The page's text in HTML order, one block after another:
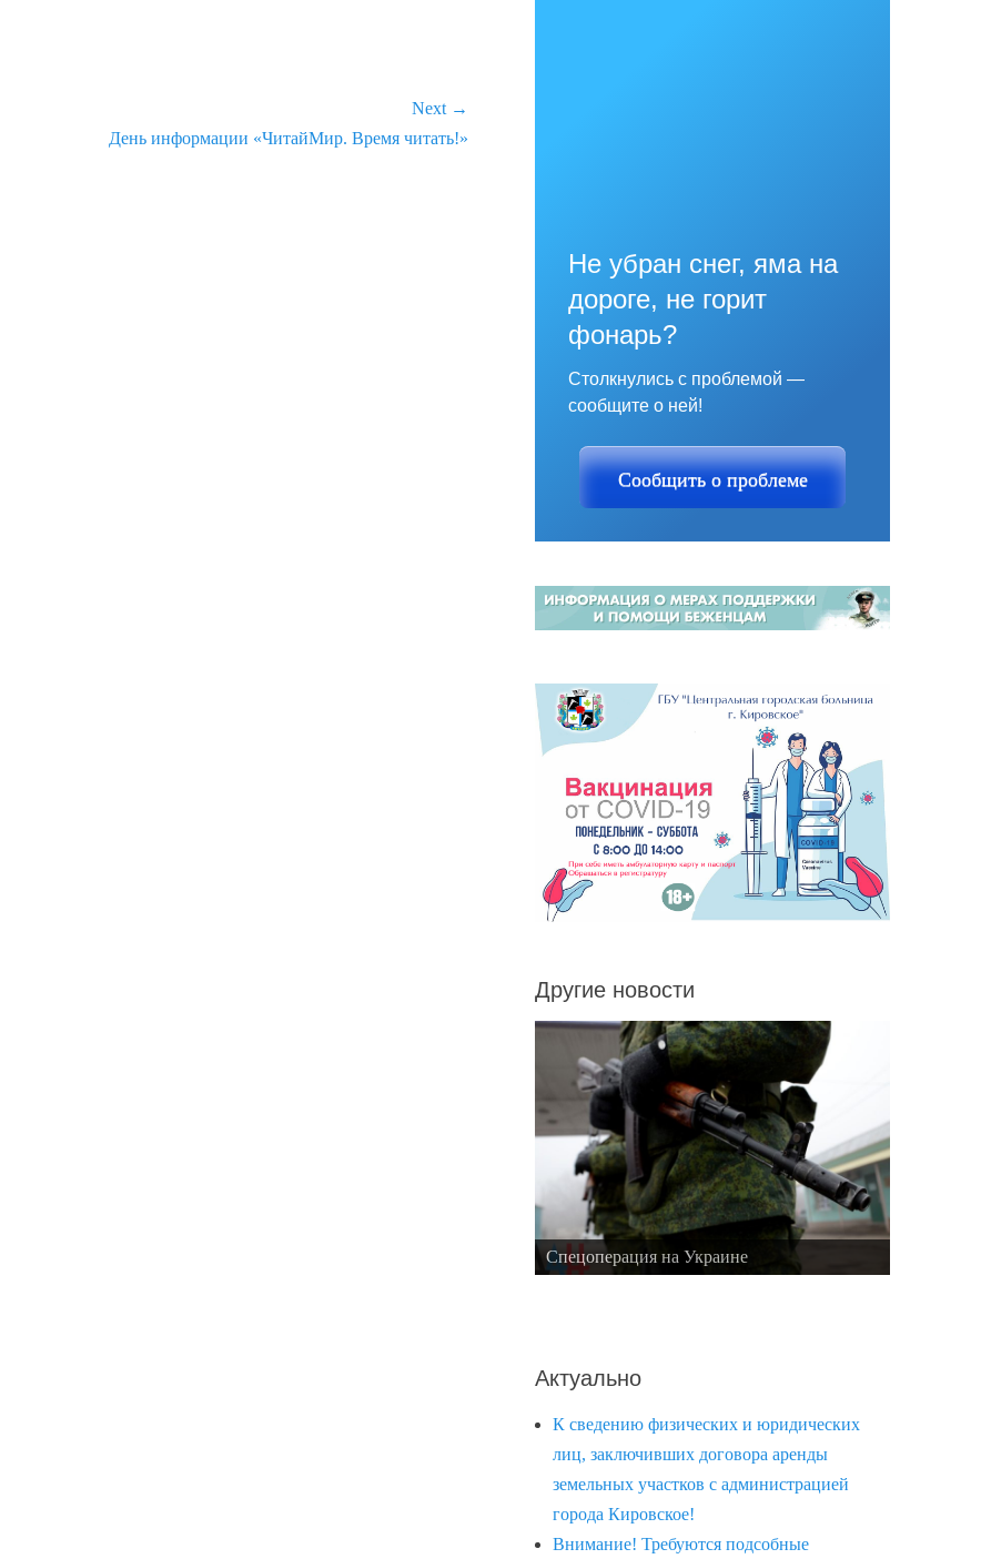
Next →
День информации «ЧитайМир. Время читать!»
Не убран снег, яма на
дороге, не горит
фонарь?
Столкнулись с проблемой —
сообщите о ней!
Сообщить о проблеме
Другие новости
Спецоперация на Украине
Актуально
К сведению физических и юридических
лиц, заключивших договора аренды
земельных участков с администрацией
города Кировское!
Внимание! Требуются подсобные